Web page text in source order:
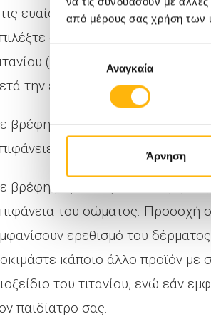
από μέρους σας χρήση των
συγκατάθεσηςΑναγκαία
Άρνηση
ευαίσθητες περιοχές του
αντηλιακό με συστατικά
(zincoxide,
την εφαρμογή τους, ενώ
βρέφη μικρότερα των 6 μηνών,
του σώματος, όπως
βρέφη μεγαλύτερα των 6 μηνών,
του σώματος. Προσοχή
ερεθισμό του
κάποιο άλλο προϊόν με
του τιτανίου, ενώ εάν
παιδίατρο σας.